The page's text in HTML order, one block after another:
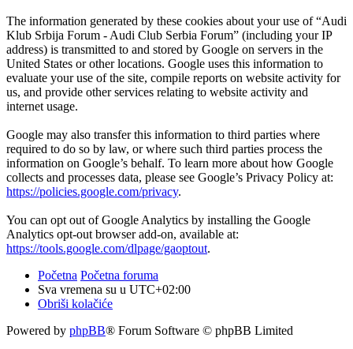
The information generated by these cookies about your use of “Audi
Klub Srbija Forum - Audi Club Serbia Forum” (including your IP
address) is transmitted to and stored by Google on servers in the
United States or other locations. Google uses this information to
evaluate your use of the site, compile reports on website activity for
us, and provide other services relating to website activity and
internet usage.
Google may also transfer this information to third parties where
required to do so by law, or where such third parties process the
information on Google’s behalf. To learn more about how Google
collects and processes data, please see Google’s Privacy Policy at:
https://policies.google.com/privacy.
You can opt out of Google Analytics by installing the Google
Analytics opt-out browser add-on, available at:
https://tools.google.com/dlpage/gaoptout.
Početna Početna foruma
Sva vremena su u UTC+02:00
Obriši kolačiće
Powered by phpBB® Forum Software © phpBB Limited